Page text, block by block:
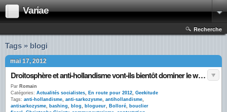
Variae
Recherche
Tags » blogi
mai 17, 2012
Droitosphère et anti-hollandisme vont-ils bientôt dominer le web ?
Par Romain
Catégories: Actualités socialistes, En route pour 2012, Geekitude
Tags: anti-hollandisme, anti-sarkozysme, antihollandisme,
antisarkozysme, bashing, blog, blogueur, Bolloré, bouclier